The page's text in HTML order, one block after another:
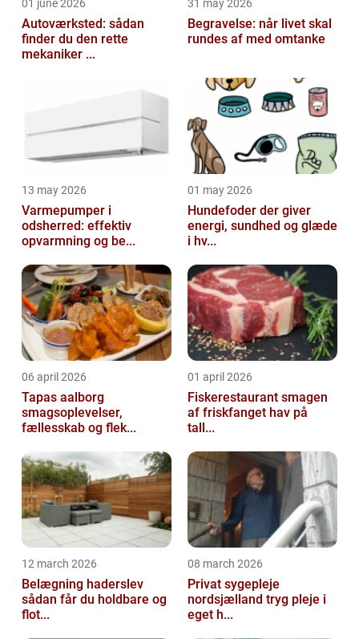
01 june 2026
Autoværksted: sådan
finder du den rette
mekaniker ...
31 may 2026
Begravelse: når livet skal
rundes af med omtanke
13 may 2026
Varmepumper i
odsherred: effektiv
opvarmning og be...
01 may 2026
Hundefoder der giver
energi, sundhed og glæde
i hv...
06 april 2026
Tapas aalborg
smagsoplevelser,
fællesskab og flek...
01 april 2026
Fiskerestaurant smagen
af friskfanget hav på
tall...
12 march 2026
Belægning haderslev
sådan får du holdbare og
flot...
08 march 2026
Privat sygepleje
nordsjælland tryg pleje i
eget h...